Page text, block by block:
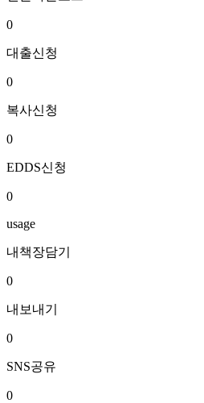
0
대출신청
0
복사신청
0
EDDS신청
0
usage
내책장담기
0
내보내기
0
SNS공유
0